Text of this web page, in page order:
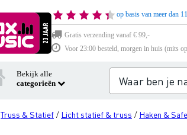
op basis van meer dan
Gratis verzending vanaf € 99,-
Voor 23:00 besteld, morgen in huis (mits
Bekijk alle
categorieën
Truss & Statief / Licht statief & truss / Haken &